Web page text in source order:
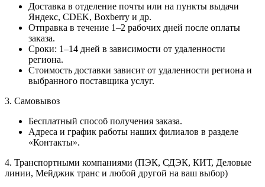
Доставка в отделение почты или на пункты выдачи
Яндекс, CDEK, Boxberry и др.
Отправка в течение 1–2 рабочих дней после оплаты
заказа.
Сроки: 1–14 дней в зависимости от удаленности
региона.
Стоимость доставки зависит от удаленности региона и
выбранного поставщика услуг.
3. Самовывоз
Бесплатный способ получения заказа.
Адреса и график работы наших филиалов в разделе
«Контакты».
4. Транспортными компаниями (ПЭК, СДЭК, КИТ, Деловые
линии, Мейджик транс и любой другой на ваш выбор)